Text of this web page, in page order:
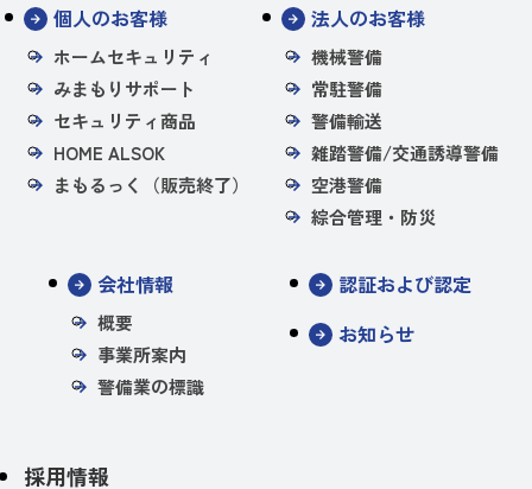
個人のお客様
ホームセキュリティ
みまもりサポート
セキュリティ商品
HOME ALSOK
まもるっく（販売終了）
法人のお客様
機械警備
常駐警備
警備輸送
雑踏警備/交通誘導警備
空港警備
綜合管理・防災
会社情報
概要
事業所案内
警備業の標識
認証および認定
お知らせ
採用情報